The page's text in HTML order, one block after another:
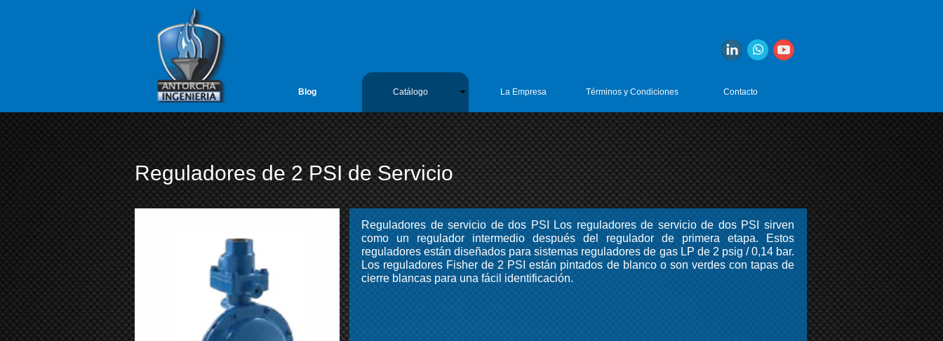
google-site-verification=vL5FIf2GxH6ODFDtoGGUyMBTSYLvLmx7gIYh8BO3hik
Antorcha Ingenieria 1 Catálogo La Empresa Términos y Condiciones Contacto
Blog
Reguladores de 2 PSI de Servicio
Reguladores de servicio de dos PSI Los reguladores de servicio de dos PSI sirven
como un regulador intermedio después del regulador de primera etapa. Estos
reguladores están diseñados para sistemas reguladores de gas LP de 2 psig / 0,14 bar.
Los reguladores Fisher de 2 PSI están pintados de blanco o son verdes con tapas de
cierre blancas para una fácil identificación.